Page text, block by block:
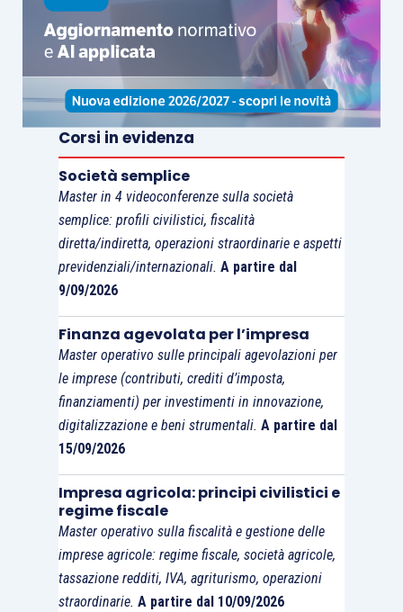
Corsi in evidenza
Società semplice
Master in 4 videoconferenze sulla società
semplice: profili civilistici, fiscalità
diretta/indiretta, operazioni straordinarie e aspetti
previdenziali/internazionali. A partire dal
9/09/2026
Finanza agevolata per l’impresa
Master operativo sulle principali agevolazioni per
le imprese (contributi, crediti d’imposta,
finanziamenti) per investimenti in innovazione,
digitalizzazione e beni strumentali. A partire dal
15/09/2026
Impresa agricola: principi civilistici e
regime fiscale
Master operativo sulla fiscalità e gestione delle
imprese agricole: regime fiscale, società agricole,
tassazione redditi, IVA, agriturismo, operazioni
straordinarie. A partire dal 10/09/2026